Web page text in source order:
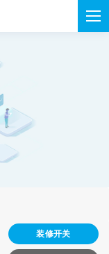
装修开关